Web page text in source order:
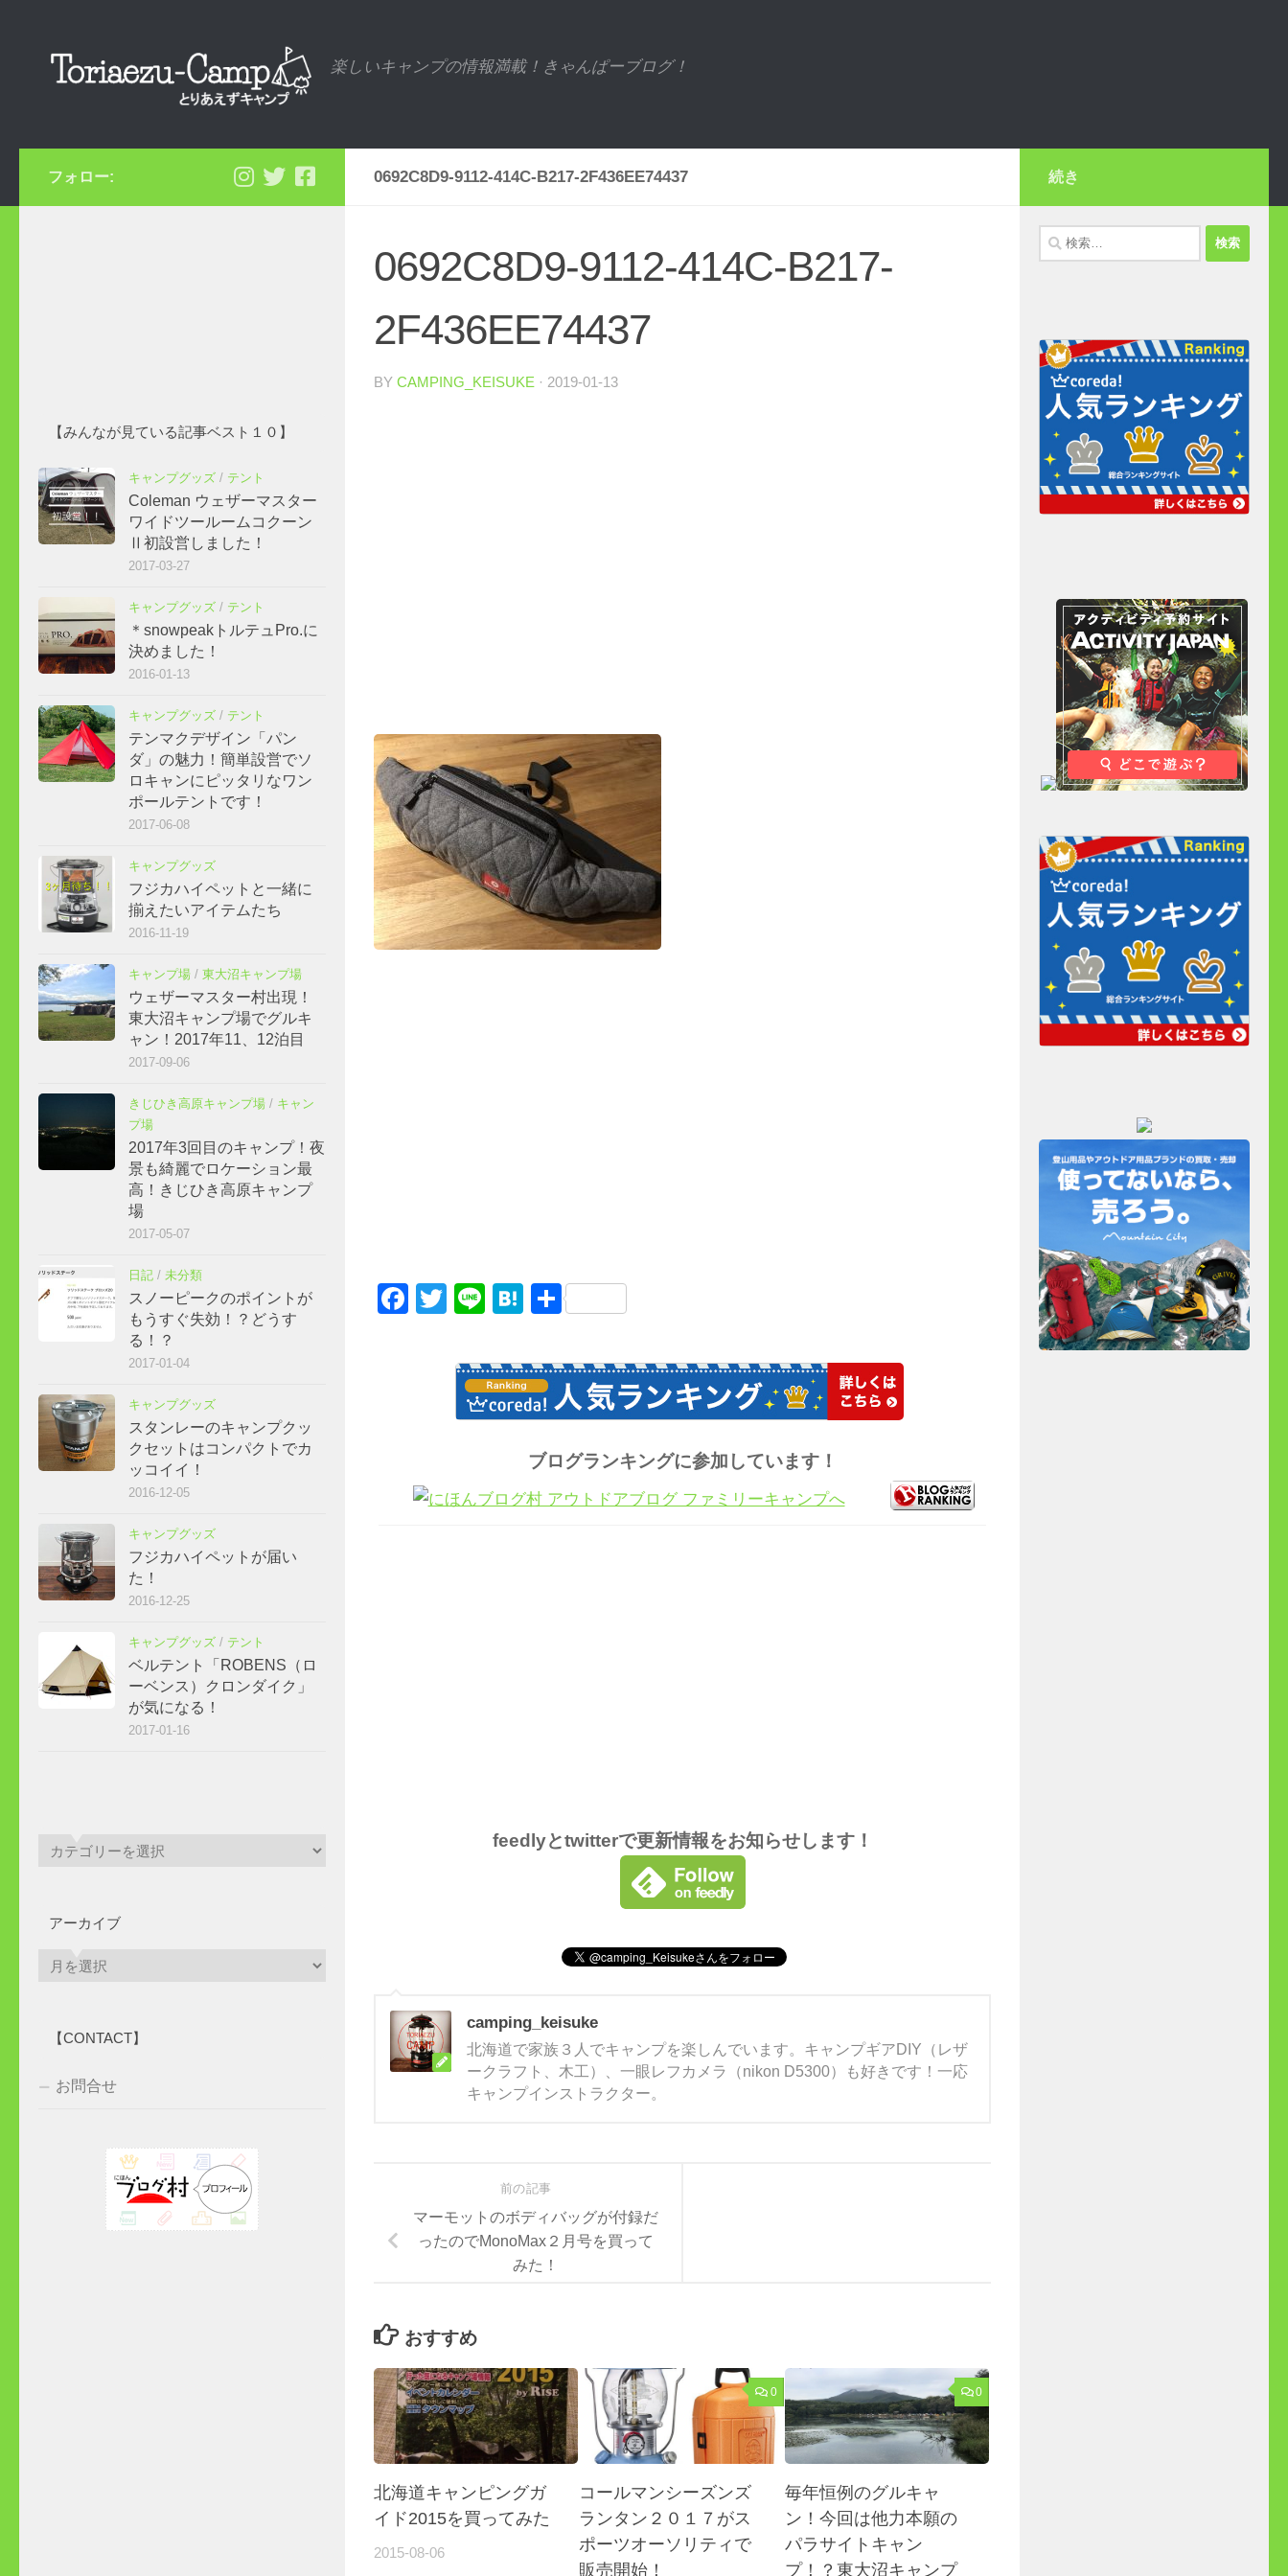
楽しいキャンプの情報満載！きゃんぱーブログ！
0692C8D9-9112-414C-B217-2F436EE74437
0692C8D9-9112-414C-B217-
2F436EE74437
BY CAMPING_KEISUKE · 2019-01-13
Facebook
TwitterLineHatena
共
ブログランキングに参加しています！
feedlyとtwitterで更新情報をお知らせします！
camping_keisuke
北海道で家族３人でキャンプを楽しんでいます。キャンプギアDIY（レザ
ークラフト、木工）、一眼レフカメラ（nikon D5300）も好きです！一応
キャンプインストラクター。
前の記事
マーモットのボディバッグが付録だ
ったのでMonoMax２月号を買って
みた！
おすすめ
北海道キャンピングガ
イド2015を買ってみた
2015-08-06
0
コールマンシーズンズ
ランタン２０１７がス
ポーツオーソリティで
販売開始！
0
毎年恒例のグルキャ
ン！今回は他力本願の
パラサイトキャン
プ！？東大沼キャンプ
フォロー:
【みんなが見ている記事ベスト１０】
キャンプグッズ / テント
Coleman ウェザーマスター
ワイドツールームコクーン
Ⅱ初設営しました！
2017-03-27
キャンプグッズ / テント
＊snowpeakトルテュPro.に
決めました！
2016-01-13
キャンプグッズ / テント
テンマクデザイン「パン
ダ」の魅力！簡単設営でソ
ロキャンにピッタリなワン
ポールテントです！
2017-06-08
キャンプグッズ
フジカハイペットと一緒に
揃えたいアイテムたち
2016-11-19
キャンプ場 / 東大沼キャンプ場
ウェザーマスター村出現！
東大沼キャンプ場でグルキ
ャン！2017年11、12泊目
2017-09-06
きじひき高原キャンプ場 / キャン
プ場
2017年3回目のキャンプ！夜
景も綺麗でロケーション最
高！きじひき高原キャンプ
場
2017-05-07
日記 / 未分類
スノーピークのポイントが
もうすぐ失効！？どうす
る！？
2017-01-04
キャンプグッズ
スタンレーのキャンプクッ
クセットはコンパクトでカ
ッコイイ！
2016-12-05
キャンプグッズ
フジカハイペットが届い
た！
2016-12-25
キャンプグッズ / テント
ベルテント「ROBENS（ロ
ーベンス）クロンダイク」
が気になる！
2017-01-16
アーカイブ
【CONTACT】
お問合せ
続き
検
索: